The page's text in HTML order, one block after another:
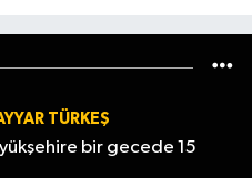
TÜRKEŞ
bir gecede 15